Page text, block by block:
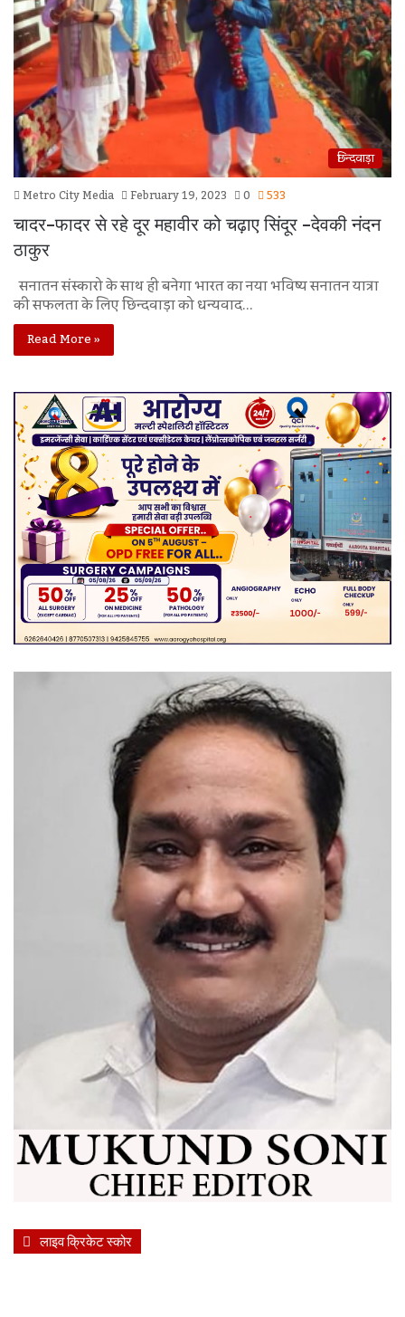
छिन्दवाड़ा
Metro City Media
February 19, 2023 0 533
चादर-फादर से रहे दूर महावीर को चढ़ाए सिंदूर -देवकी नंदन
ठाकुर
सनातन संस्कारो के साथ ही बनेगा भारत का नया भविष्य सनातन यात्रा
की सफलता के लिए छिन्दवाड़ा को धन्यवाद…
Read More »
लाइव क्रिकेट स्कोर